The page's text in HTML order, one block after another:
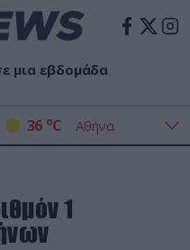
μια εβδομάδα
36 oC
1